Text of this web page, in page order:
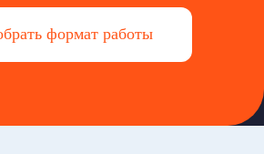
формат работы